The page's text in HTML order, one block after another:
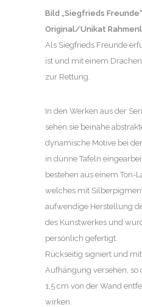
Bild „Siegfrieds
Original/Unikat
Als Siegfrieds Freunde
ist und mit einem
zur Rettung.
In den Werken aus der
sehen sie beinahe
dynamische Motive bei
in dünne Tafeln
bestehen aus einem Ton-
welches mit
aufwendige Herstellung
des Kunstwerkes und
persönlich gefertigt.
Rückseitig signiert und
Aufhängung versehen, so
1,5 cm von der Wand
wirken.